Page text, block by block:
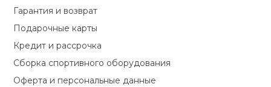
Гарантия и возврат
Подарочные карты
Кредит и рассрочка
Сборка спортивного оборудования
Оферта и персональные данные